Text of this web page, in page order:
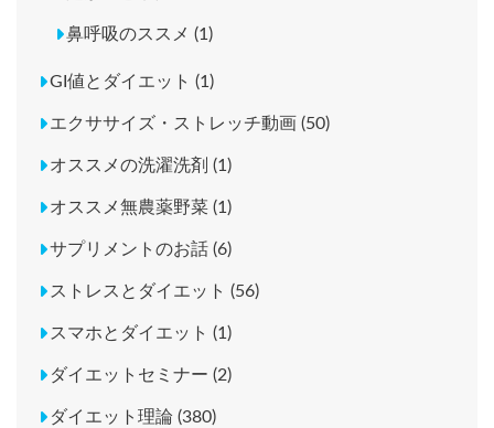
鼻呼吸のススメ (1)
GI値とダイエット (1)
エクササイズ・ストレッチ動画 (50)
オススメの洗濯洗剤 (1)
オススメ無農薬野菜 (1)
サプリメントのお話 (6)
ストレスとダイエット (56)
スマホとダイエット (1)
ダイエットセミナー (2)
ダイエット理論 (380)